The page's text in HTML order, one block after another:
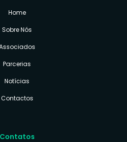
Home
Sobre Nós
Parcerias
Notícias
Contactos
Contatos